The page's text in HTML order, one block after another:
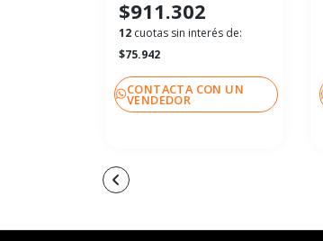
$911.302
12 cuotas sin interés de:
$75.942
CONTACTA CON UN
VENDEDOR